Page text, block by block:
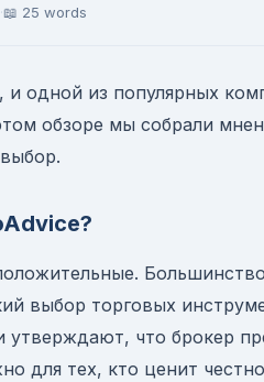
·📖 25 words
одной из популярных
обзоре мы собрали
выбор торговых
что брокер
для тех, кто ценит